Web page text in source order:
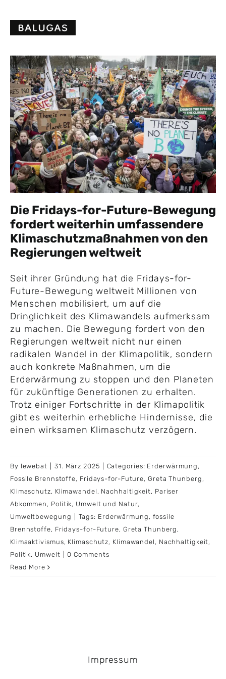
content
Die Fridays-for-Future-Bewegung
fordert weiterhin umfassendere
Klimaschutzmaßnahmen von den
Regierungen weltweit
Seit ihrer Gründung hat die Fridays-for-
Future-Bewegung weltweit Millionen von
Menschen mobilisiert, um auf die
Dringlichkeit des Klimawandels aufmerksam
zu machen. Die Bewegung fordert von den
Regierungen weltweit nicht nur einen
radikalen Wandel in der Klimapolitik, sondern
auch konkrete Maßnahmen, um die
Erderwärmung zu stoppen und den Planeten
für zukünftige Generationen zu erhalten.
Trotz einiger Fortschritte in der Klimapolitik
gibt es weiterhin erhebliche Hindernisse, die
einen wirksamen Klimaschutz verzögern.
By lewebat 31. März 2025 Categories: Erderwärmung ,
Fossile Brennstoffe, Fridays-for-Future, Greta Thunberg ,
Klimaschutz, Klimawandel , Nachhaltigkeit, Pariser
Abkommen , Politik, Umwelt und Natur,
Umweltbewegung
Tags: Erderwärmung , fossile
Brennstoffe, Fridays-for-Future, Greta Thunberg ,
Klimaaktivismus, Klimaschutz, Klimawandel , Nachhaltigkeit,
Politik, Umwelt
0 Comments
Read More
Impressum